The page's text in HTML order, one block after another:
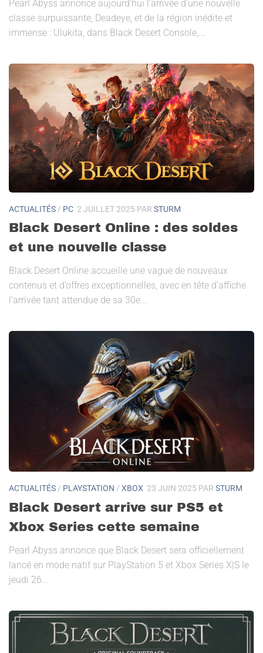
Pearl Abyss annonce aujourd’hui l’arrivée d’une nouvelle
classe surpuissante, Deadeye, et de la région inédite et
immense : Ulukita, dans Black Desert Console,...
ACTUALITÉS / PC 2 JUILLET 2025 PAR STURM
Black Desert Online : des soldes
et une nouvelle classe
Black Desert Online accueille une vague de nouveaux
contenus et d’offres exceptionnelles, avec en tête d’affiche
l’arrivée tant attendue de sa 30e...
ACTUALITÉS / PLAYSTATION / XBOX 23 JUIN 2025 PAR STURM
Black Desert arrive sur PS5 et
Xbox Series cette semaine
Pearl Abyss annonce que Black Desert sera officiellement
lancé en mode natif sur PlayStation 5 et Xbox Series X|S le
jeudi 26...